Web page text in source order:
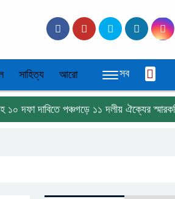
সাহিত্য আরো সব
দাবিতে পঞ্চগড়ে ১১ দলীয় ঐক্যের স্মারকলিপি